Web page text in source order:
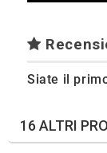
Siate il
16 ALTRI